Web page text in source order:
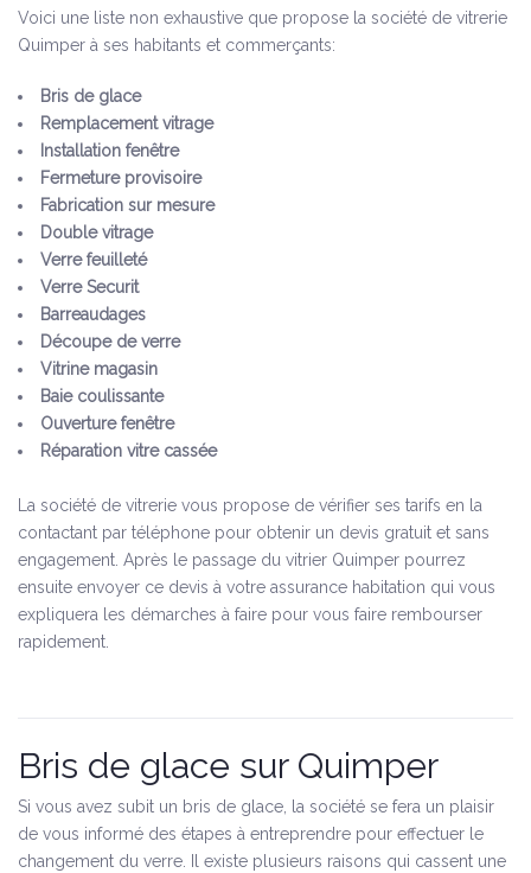
Voici une liste non exhaustive que propose la société de vitrerie
Quimper à ses habitants et commerçants:
Bris de glace
Remplacement vitrage
Installation fenêtre
Fermeture provisoire
Fabrication sur mesure
Double vitrage
Verre feuilleté
Verre Securit
Barreaudages
Découpe de verre
Vitrine magasin
Baie coulissante
Ouverture fenêtre
Réparation vitre cassée
La société de vitrerie vous propose de vérifier ses tarifs en la
contactant par téléphone pour obtenir un devis gratuit et sans
engagement. Après le passage du vitrier Quimper pourrez
ensuite envoyer ce devis à votre assurance habitation qui vous
expliquera les démarches à faire pour vous faire rembourser
rapidement.
Bris de glace sur Quimper
Si vous avez subit un bris de glace, la société se fera un plaisir
de vous informé des étapes à entreprendre pour effectuer le
changement du verre. Il existe plusieurs raisons qui cassent une